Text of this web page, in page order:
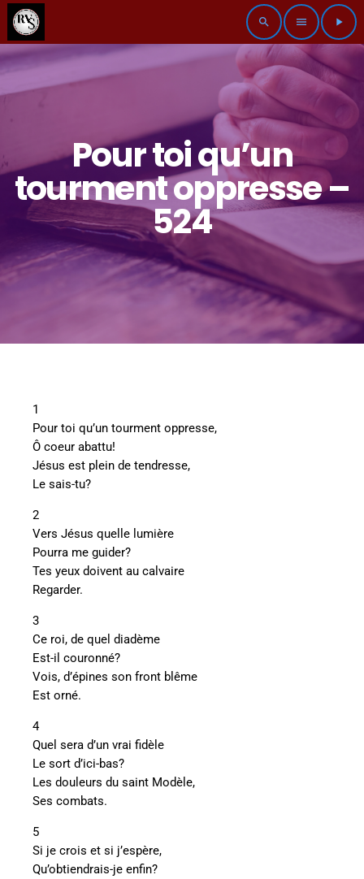
search menu play_arrow
Pour toi qu’un
tourment oppresse –
524
1
Pour toi qu’un tourment oppresse,
Ô coeur abattu!
Jésus est plein de tendresse,
Le sais-tu?
2
Vers Jésus quelle lumière
Pourra me guider?
Tes yeux doivent au calvaire
Regarder.
3
Ce roi, de quel diadème
Est-il couronné?
Vois, d’épines son front blême
Est orné.
4
Quel sera d’un vrai fidèle
Le sort d’ici-bas?
Les douleurs du saint Modèle,
Ses combats.
5
Si je crois et si j’espère,
Qu’obtiendrais-je enfin?